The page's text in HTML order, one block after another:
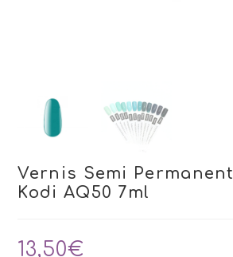
Vernis Semi Permanent
Kodi AQ50 7ml
13,50€